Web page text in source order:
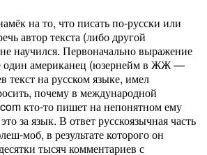
на то, что писать по-русски или
автор текста (либо другой
научился. Первоначально выражение
один американец (юзернейм в ЖЖ —
текст на русском языке, имел
почему в международной
кто-то пишет на непонятном ему
за язык. В ответ русскоязычная часть
моб, в результате которого он
тысяч комментариев с